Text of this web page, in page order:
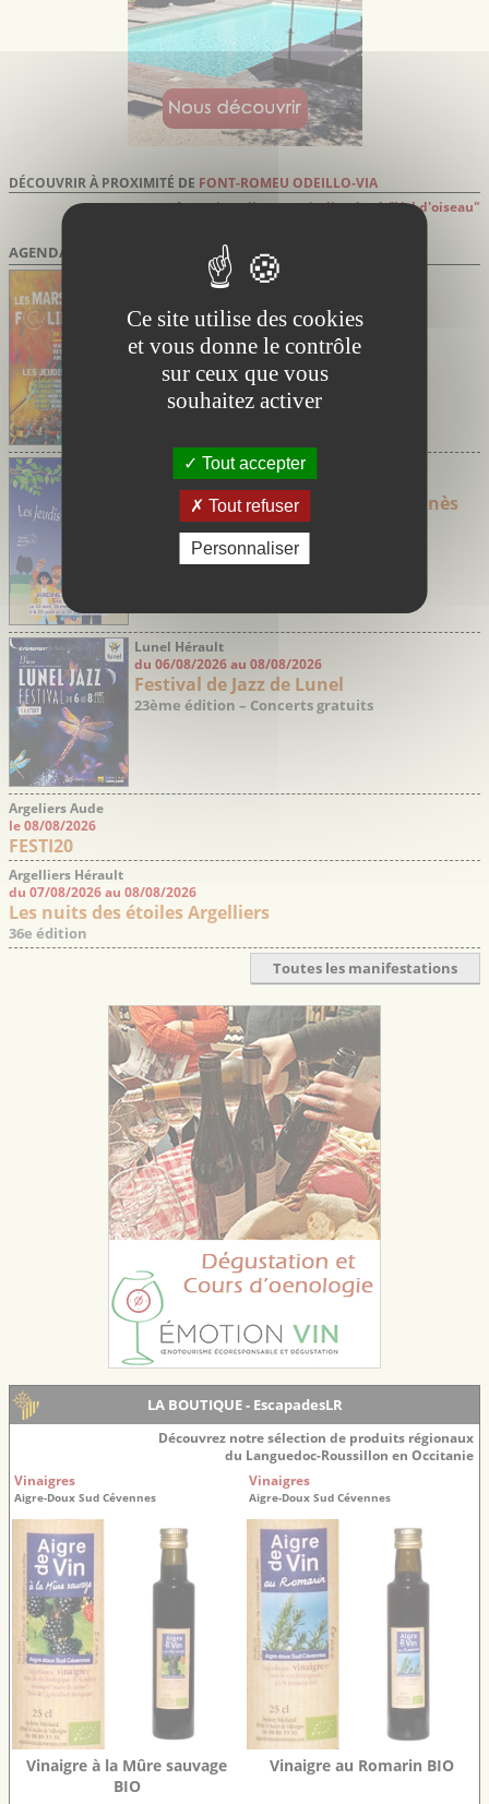
DÉCOUVRIR À PROXIMITÉ DE FONT-ROMEU ODEILLO-VIA
Attention: distances indiquées à "Vol d'oiseau"
AGENDA DES SORTIES
Marsillargues Hérault
Marsi’Folies de Marsillargues
Soirées festives avec marché nocturne et
concerts
Saint-Aunès Hérault
du 30/04/2026 au 24/09/2026
Les jeudis Guinguette de Saint-Aunès
Lunel Hérault
du 06/08/2026 au 08/08/2026
Festival de Jazz de Lunel
23ème édition – Concerts gratuits
Argeliers Aude
le 08/08/2026
FESTI20
Argelliers Hérault
du 07/08/2026 au 08/08/2026
Les nuits des étoiles Argelliers
36e édition
Toutes les manifestations
LA BOUTIQUE - EscapadesLR
Découvrez notre sélection de produits régionaux
du Languedoc-Roussillon en Occitanie
Vinaigres
Aigre-Doux Sud Cévennes
Vinaigre à la Mûre sauvage
BIO
Vinaigres
Aigre-Doux Sud Cévennes
Vinaigre au Romarin BIO
Ce site utilise des cookies
et vous donne le contrôle
sur ceux que vous
souhaitez activer
Tout accepter
Tout refuser
Personnaliser